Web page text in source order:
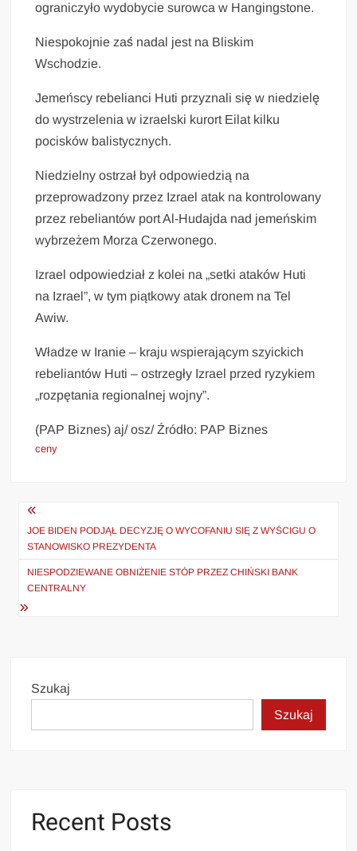
ograniczyło wydobycie surowca w Hangingstone.
Niespokojnie zaś nadal jest na Bliskim
Wschodzie.
Jemeńscy rebelianci Huti przyznali się w niedzielę
do wystrzelenia w izraelski kurort Eilat kilku
pocisków balistycznych.
Niedzielny ostrzał był odpowiedzią na
przeprowadzony przez Izrael atak na kontrolowany
przez rebeliantów port Al-Hudajda nad jemeńskim
wybrzeżem Morza Czerwonego.
Izrael odpowiedział z kolei na „setki ataków Huti
na Izrael”, w tym piątkowy atak dronem na Tel
Awiw.
Władze w Iranie – kraju wspierającym szyickich
rebeliantów Huti – ostrzegły Izrael przed ryzykiem
„rozpętania regionalnej wojny”.
(PAP Biznes) aj/ osz/ Źródło: PAP Biznes
ceny
Nawigacja
wpisu
JOE BIDEN PODJĄŁ DECYZJĘ O WYCOFANIU SIĘ Z WYŚCIGU O
STANOWISKO PREZYDENTA
NIESPODZIEWANE OBNIŻENIE STÓP PRZEZ CHIŃSKI BANK
CENTRALNY
Szukaj
Szukaj
Recent Posts